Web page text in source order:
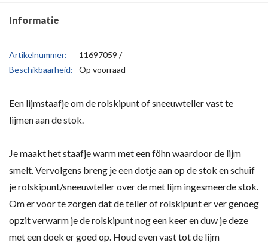
Informatie
Artikelnummer:
11697059 /
Beschikbaarheid:
Op voorraad
Een lijmstaafje om de rolskipunt of sneeuwteller vast te
lijmen aan de stok.
Je maakt het staafje warm met een föhn waardoor de lijm
smelt. Vervolgens breng je een dotje aan op de stok en schuif
je rolskipunt/sneeuwteller over de met lijm ingesmeerde stok.
Om er voor te zorgen dat de teller of rolskipunt er ver genoeg
opzit verwarm je de rolskipunt nog een keer en duw je deze
met een doek er goed op. Houd even vast tot de lijm